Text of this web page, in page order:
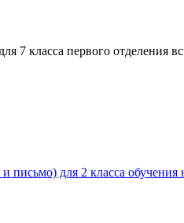
класса первого отделения
для 2 класса обучения